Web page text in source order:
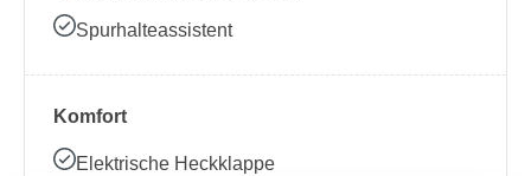
Spurhalteassistent
Komfort
Elektrische Heckklappe